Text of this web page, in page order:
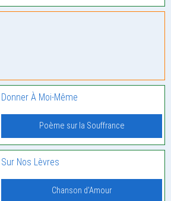
Donner À Moi-Même
Poème sur la Souffrance
Sur Nos Lèvres
Chanson d'Amour